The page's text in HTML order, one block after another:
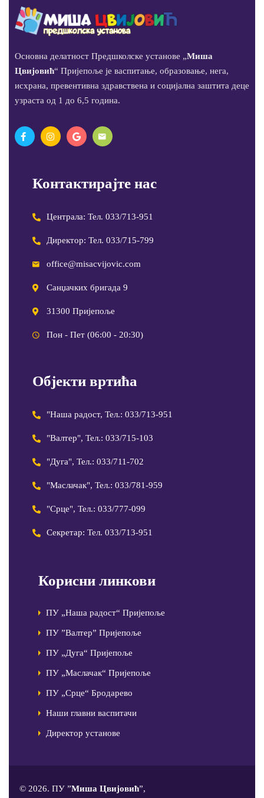
Основна делатност Предшколске установе „Миша
Цвијовић“ Пријепоље је васпитање, образовање, нега,
исхрана, превентивна здравствена и социјална заштита деце
узраста од 1 до 6,5 година.
Контактирајте нас
Централа: Тел. 033/713-951
Директор: Тел. 033/715-799
office@misacvijovic.com
Санџачких бригада 9
31300 Пријепоље
Пон - Пет (06:00 - 20:30)
Објекти вртића
"Наша радост, Тел.: 033/713-951
"Валтер", Тел.: 033/715-103
"Дуга", Тел.: 033/711-702
"Маслачак", Тел.: 033/781-959
"Срце", Тел.: 033/777-099
Секретар: Тел. 033/713-951
Корисни линкови
ПУ „Наша радост“ Пријепоље
ПУ ”Валтер” Пријепоље
ПУ „Дуга“ Пријепоље
ПУ „Маслачак“ Пријепоље
ПУ „Срце“ Бродарево
Наши главни васпитачи
Директор установе
© 2026. ПУ ”Миша Цвијовић”,